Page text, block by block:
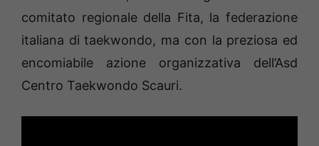
comitato regionale della Fita, la federazione
italiana di taekwondo, ma con la preziosa ed
encomiabile azione organizzativa dell’Asd
Centro Taekwondo Scauri.